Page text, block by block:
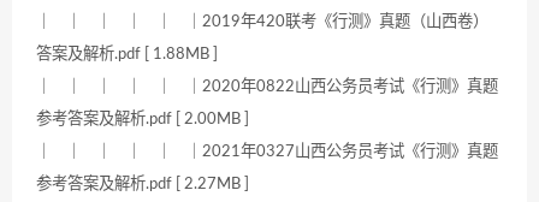
｜ ｜ ｜ ｜ ｜ ｜2019年420联考《行测》真题（山西卷）
答案及解析.pdf [ 1.88MB ]
｜ ｜ ｜ ｜ ｜ ｜2020年0822山西公务员考试《行测》真题
参考答案及解析.pdf [ 2.00MB ]
｜ ｜ ｜ ｜ ｜ ｜2021年0327山西公务员考试《行测》真题
参考答案及解析.pdf [ 2.27MB ]